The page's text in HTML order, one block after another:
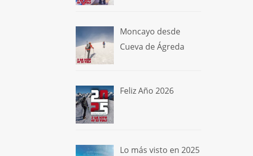
Moncayo desde
Cueva de Ágreda
Feliz Año 2026
Lo más visto en 2025